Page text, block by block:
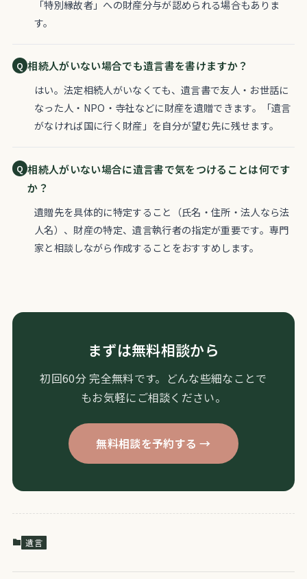
「特別縁故者」への財産分与が認められる場合もありま
す。
相続人がいない場合でも遺言書を書けますか？
はい。法定相続人がいなくても、遺言書で友人・お世話に
なった人・NPO・寺社などに財産を遺贈できます。「遺言
がなければ国に行く財産」を自分が望む先に残せます。
相続人がいない場合に遺言書で気をつけることは何です
か？
遺贈先を具体的に特定すること（氏名・住所・法人なら法
人名）、財産の特定、遺言執行者の指定が重要です。専門
家と相談しながら作成することをおすすめします。
まずは無料相談から
初回60分 完全無料です。どんな些細なことで
もお気軽にご相談ください。
無料相談を予約する →
遺言